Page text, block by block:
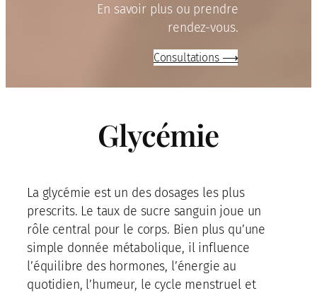
En savoir plus ou prendre
rendez-vous.
Consultations ⟶
Glycémie
La glycémie est un des dosages les plus
prescrits. Le taux de sucre sanguin joue un
rôle central pour le corps. Bien plus qu’une
simple donnée métabolique, il influence
l’équilibre des hormones, l’énergie au
quotidien, l’humeur, le cycle menstruel et